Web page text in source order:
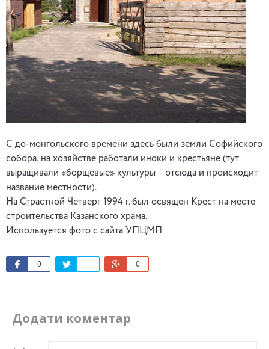
С до-монгольского времени здесь были земли Софийского
собора, на хозяйстве работали иноки и крестьяне (тут
выращивали «борщевые» культуры – отсюда и происходит
название местности).
На Страстной Четверг 1994 г. был освящен Крест на месте
строительства Казанского храма.
Используется фото с сайта УПЦМП
0 0
Додати коментар